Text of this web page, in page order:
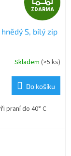
D
A
R
M
A
ZDARMA
S, bílý zip
Skladem (>5 ks)
Do košíku
praní do 40° C